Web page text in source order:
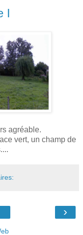
I
agréable.
vert, un champ de
›